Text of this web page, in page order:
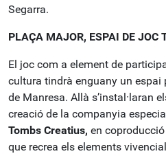
Segarra.
PLAÇA MAJOR, ESPAI DE JOC
El joc com a element de
cultura tindrà enguany un
de Manresa. Allà s’instal·laran
creació de la companyia
Tombs Creatius, en
que recrea els elements